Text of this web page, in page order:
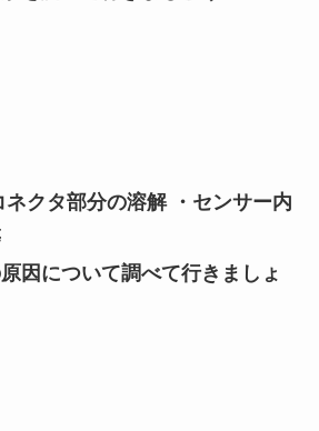
クタ部分の溶解 ・センサー内
因について調べて行きましょ